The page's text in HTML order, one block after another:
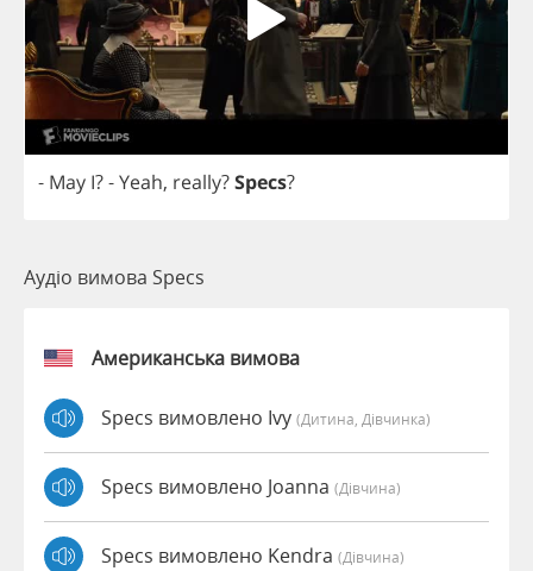
- May I?-Yeah, really?Specs?
Аудіо вимова Specs
Американська вимова
Specs вимовлено Ivy (дитина, Дівчинка)
Specs вимовлено Joanna (дівчина)
Specs вимовлено Kendra (дівчина)